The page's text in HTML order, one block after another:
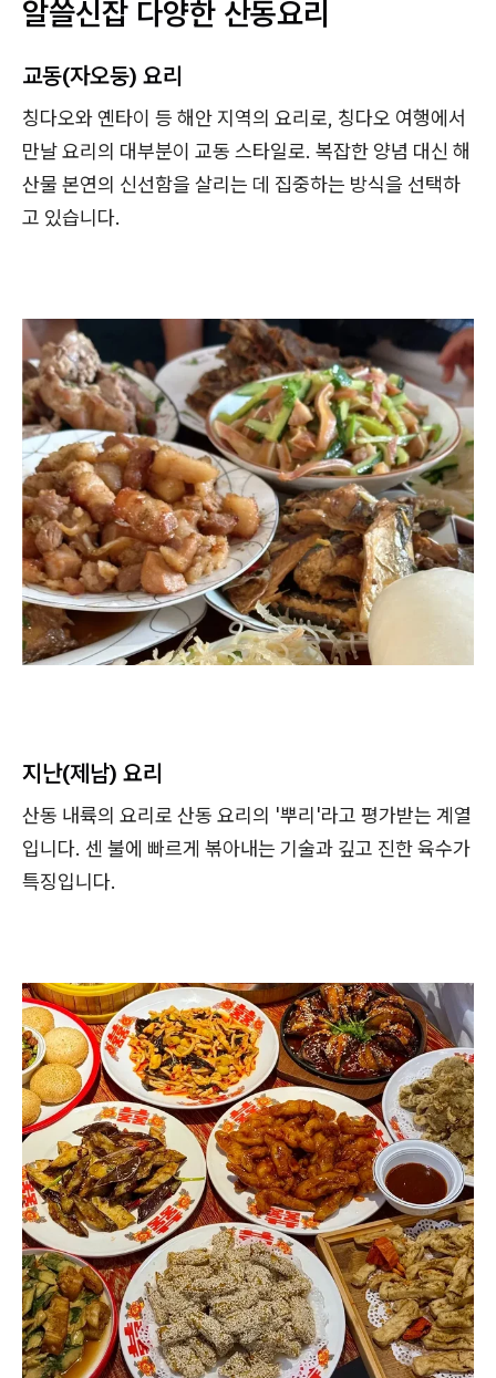
알쓸신잡 다양한 산동요리
교동(자오둥) 요리
칭다오와 옌타이 등 해안 지역의 요리로, 칭다오 여행에서
만날 요리의 대부분이 교동 스타일로. 복잡한 양념 대신 해
산물 본연의 신선함을 살리는 데 집중하는 방식을 선택하
고 있습니다.
지난(제남) 요리
산동 내륙의 요리로 산동 요리의 '뿌리'라고 평가받는 계열
입니다. 센 불에 빠르게 볶아내는 기술과 깊고 진한 육수가
특징입니다.